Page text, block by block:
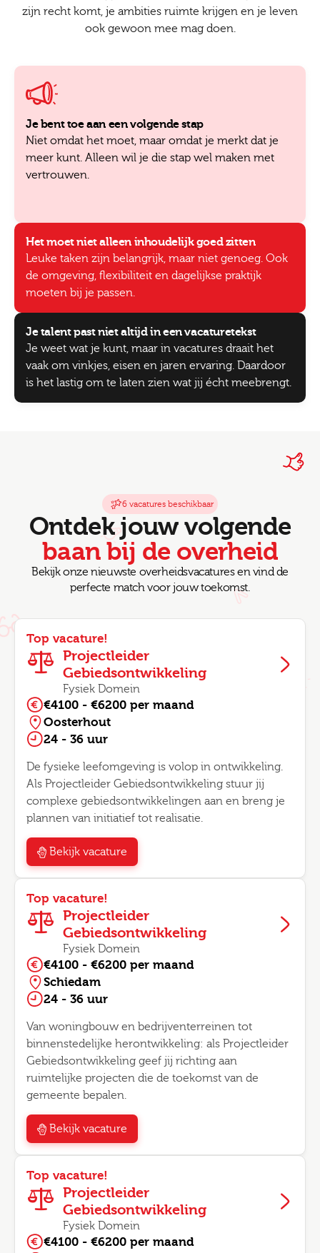
zijn recht komt, je ambities ruimte krijgen en je leven
ook gewoon mee mag doen.
Je bent toe aan een volgende stap
Niet omdat het moet, maar omdat je merkt dat je
meer kunt. Alleen wil je die stap wel maken met
vertrouwen.
Het moet niet alleen inhoudelijk goed zitten
Leuke taken zijn belangrijk, maar niet genoeg. Ook
de omgeving, flexibiliteit en dagelijkse praktijk
moeten bij je passen.
Je talent past niet altijd in een vacaturetekst
Je weet wat je kunt, maar in vacatures draait het
vaak om vinkjes, eisen en jaren ervaring. Daardoor
is het lastig om te laten zien wat jij écht meebrengt.
6 vacatures beschikbaar
Ontdek jouw volgende
baan bij de overheid
Bekijk onze nieuwste overheidsvacatures en vind de
perfecte match voor jouw toekomst.
Projectleider
Gebiedsontwikkeling
Fysiek Domein
Top vacature!
€4100 - €6200 per maand
Oosterhout
24 - 36 uur
De fysieke leefomgeving is volop in ontwikkeling.
Als Projectleider Gebiedsontwikkeling stuur jij
complexe gebiedsontwikkelingen aan en breng je
plannen van initiatief tot realisatie.
Bekijk vacature
Projectleider
Gebiedsontwikkeling
Fysiek Domein
Top vacature!
€4100 - €6200 per maand
Schiedam
24 - 36 uur
Van woningbouw en bedrijventerreinen tot
binnenstedelijke herontwikkeling: als Projectleider
Gebiedsontwikkeling geef jij richting aan
ruimtelijke projecten die de toekomst van de
gemeente bepalen.
Bekijk vacature
Projectleider
Gebiedsontwikkeling
Fysiek Domein
Top vacature!
€4100 - €6200 per maand